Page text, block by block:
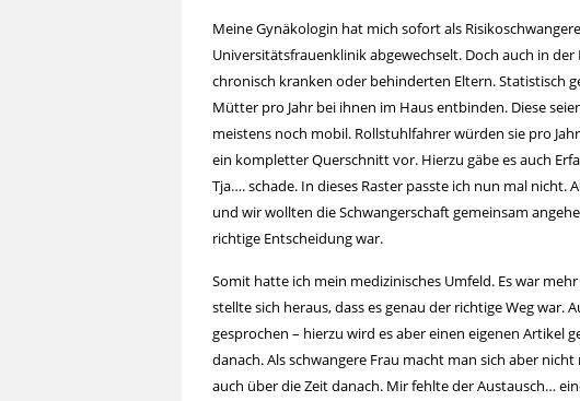
Meine Gynäkologin hat mich sofort als
Universitätsfrauenklinik abgewechselt. Doch auch in
chronisch kranken oder behinderten Eltern. Statistisch
Mütter pro Jahr bei ihnen im Haus entbinden. Diese
meistens noch mobil. Rollstuhlfahrer würden sie pro
ein kompletter Querschnitt vor. Hierzu gäbe es auch
Tja…. schade. In dieses Raster passte ich nun mal nicht.
und wir wollten die Schwangerschaft gemeinsam
richtige Entscheidung war.
Somit hatte ich mein medizinisches Umfeld. Es war
stellte sich heraus, dass es genau der richtige Weg war.
gesprochen – hierzu wird es aber einen eigenen Artikel
danach. Als schwangere Frau macht man sich aber
auch über die Zeit danach. Mir fehlte der Austausch…